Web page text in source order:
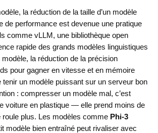
, la réduction de la taille d’un modèle
de performance est devenue une pratique
comme vLLM , une bibliothèque open
rapide des grands modèles linguistiques
modèle, la réduction de la précision
pour gagner en vitesse et en mémoire
tenir un modèle puissant sur un serveur bon
: compresser un modèle mal, c’est
voiture en plastique — elle prend moins de
roule plus. Les modèles comme Phi-3
modèle bien entraîné peut rivaliser avec